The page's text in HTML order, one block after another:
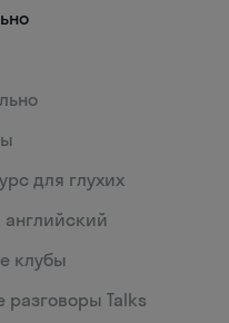
для глухих
английский
клубы
разговоры Talks